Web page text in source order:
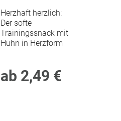
Herzhaft herzlich:
Der softe
Trainingssnack mit
Huhn in Herzform
ab 2,49 €